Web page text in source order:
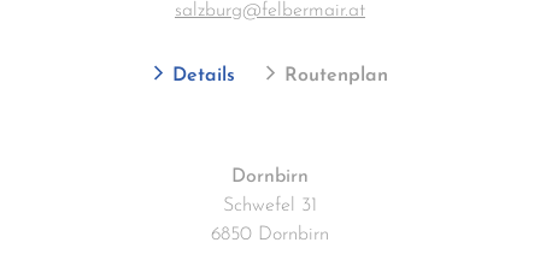
salzburg@felbermair.at
Details Routenplan
Dornbirn
Schwefel 31
6850 Dornbirn